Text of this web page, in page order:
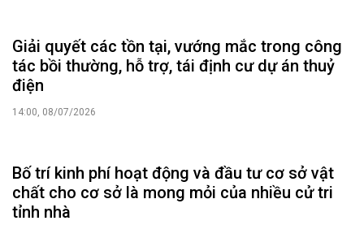
Giải quyết các tồn tại, vướng mắc trong công
tác bồi thường, hỗ trợ, tái định cư dự án thuỷ
điện
14:00, 08/07/2026
Bố trí kinh phí hoạt động và đầu tư cơ sở vật
chất cho cơ sở là mong mỏi của nhiều cử tri
tỉnh nhà